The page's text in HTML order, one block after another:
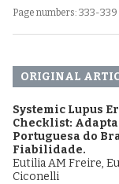
Page numbers: 333-339
ORIGINAL
Systemic Lupus
Checklist:
Portuguesa do
Fiabilidade.
Eutilia AM Freire,
Ciconelli